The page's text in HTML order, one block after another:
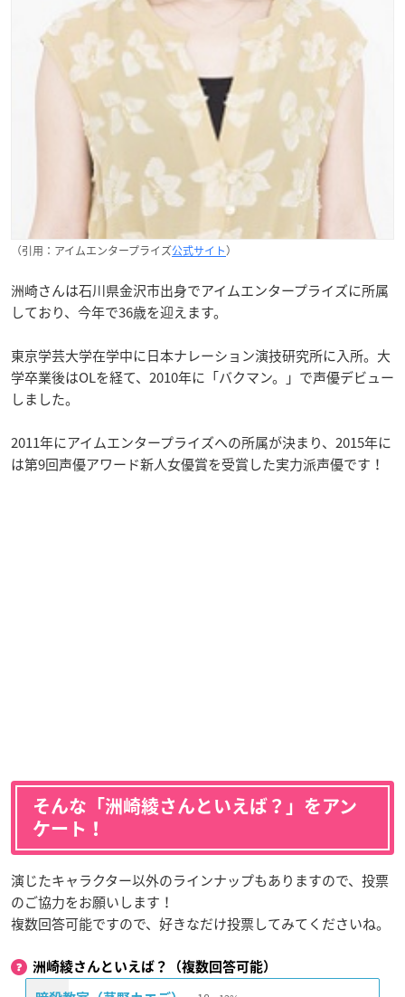
（引用：アイムエンタープライズ公式サイト）
洲崎さんは石川県金沢市出身でアイムエンタープライズに所属
しており、今年で36歳を迎えます。
東京学芸大学在学中に日本ナレーション演技研究所に入所。大
学卒業後はOLを経て、2010年に「バクマン。」で声優デビュー
しました。
2011年にアイムエンタープライズへの所属が決まり、2015年に
は第9回声優アワード新人女優賞を受賞した実力派声優です！
そんな「洲崎綾さんといえば？」をアン
ケート！
演じたキャラクター以外のラインナップもありますので、投票
のご協力をお願いします！
複数回答可能ですので、好きなだけ投票してみてくださいね。
洲崎綾さんといえば？（複数回答可能）